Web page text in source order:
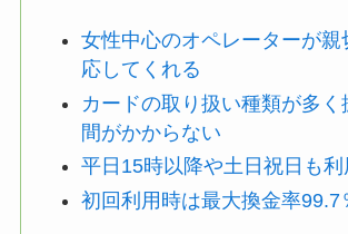
女性中心のオペレーターが親
応してくれる
カードの取り扱い種類が多く
間がかからない
平日15時以降や土日祝日も
初回利用時は最大換金率99.7